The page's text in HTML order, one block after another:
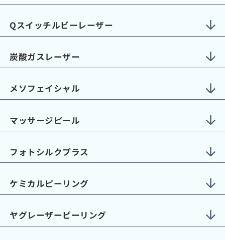
Qスイッチルビーレーザー
炭酸ガスレーザー
メソフェイシャル
マッサージピール
フォトシルクプラス
ケミカルピーリング
ヤグレーザーピーリング